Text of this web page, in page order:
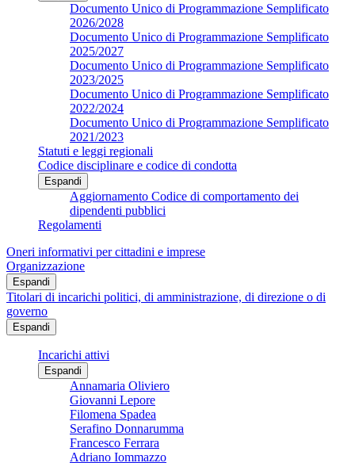
Documento Unico di Programmazione Semplificato
2026/2028
Documento Unico di Programmazione Semplificato
2025/2027
Documento Unico di Programmazione Semplificato
2023/2025
Documento Unico di Programmazione Semplificato
2022/2024
Documento Unico di Programmazione Semplificato
2021/2023
Statuti e leggi regionali
Codice disciplinare e codice di condotta
Espandi
Aggiornamento Codice di comportamento dei
dipendenti pubblici
Regolamenti
Oneri informativi per cittadini e imprese
Organizzazione
Espandi
Titolari di incarichi politici, di amministrazione, di direzione o di
governo
Espandi
Incarichi attivi
Espandi
Annamaria Oliviero
Giovanni Lepore
Filomena Spadea
Serafino Donnarumma
Francesco Ferrara
Adriano Iommazzo